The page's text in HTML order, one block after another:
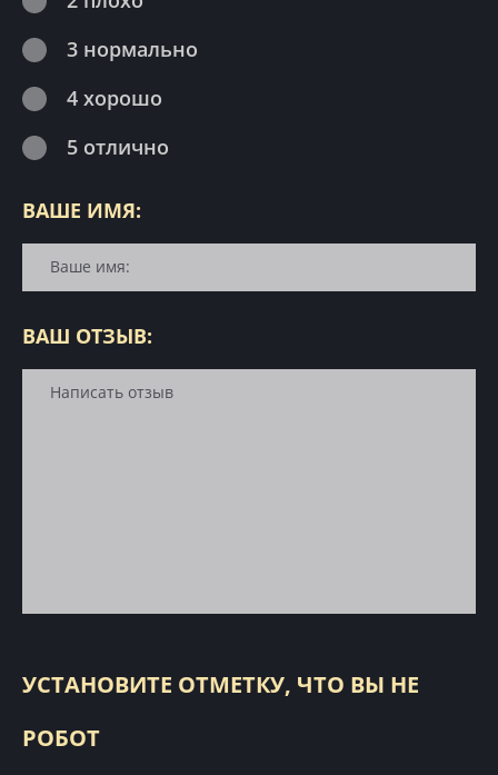
3 нормально
4 хорошо
5 отлично
ВАШЕ ИМЯ:
ВАШ ОТЗЫВ:
УСТАНОВИТЕ ОТМЕТКУ, ЧТО ВЫ НЕ
РОБОТ